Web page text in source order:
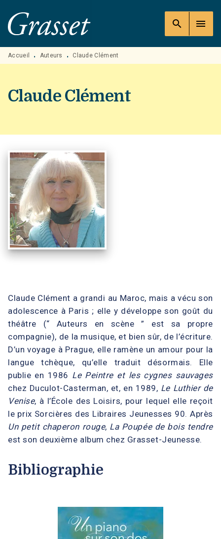
MENU RECHERCHE
PIED DE PAGE
search menu
Accueil • Auteurs • Claude Clément
Claude Clément
Claude Clément a grandi au Maroc, mais a vécu son
adolescence à Paris ; elle y développe son goût du
théâtre (“ Auteurs en scène ” est sa propre
compagnie), de la musique, et bien sûr, de l’écriture.
D’un voyage à Prague, elle ramène un amour pour la
langue tchèque, qu’elle traduit désormais. Elle
publie en 1986 Le Peintre et les cygnes sauvages
chez Duculot-Casterman, et, en 1989, Le Luthier de
Venise, à l’École des Loisirs, pour lequel elle reçoit
le prix Sorcières des Libraires Jeunesses 90. Après
Un petit chaperon rouge, La Poupée de bois tendre
est son deuxième album chez Grasset-Jeunesse.
Bibliographie